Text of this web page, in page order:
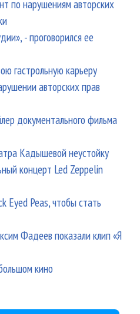
по нарушениям авторских
- проговорился ее
гастрольную карьеру
авторских прав
документального фильма
Кадышевой неустойку
концерт Led Zeppelin
Eyed Peas, чтобы стать
Фадеев показали клип «Я
кино